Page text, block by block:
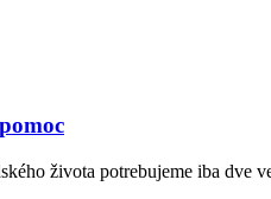
života potrebujeme iba dve